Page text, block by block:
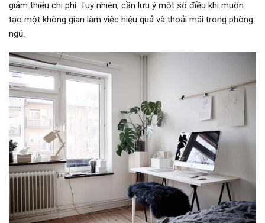
giảm thiểu chi phí. Tuy nhiên, cần lưu ý một số điều khi muốn
tạo một không gian làm việc hiệu quả và thoải mái trong phòng
ngủ.